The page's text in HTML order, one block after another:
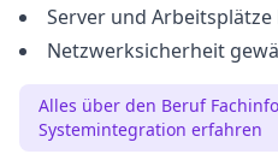
Server und
Netzwerksicherheit
Alles über den Beruf
Systemintegration erfahren